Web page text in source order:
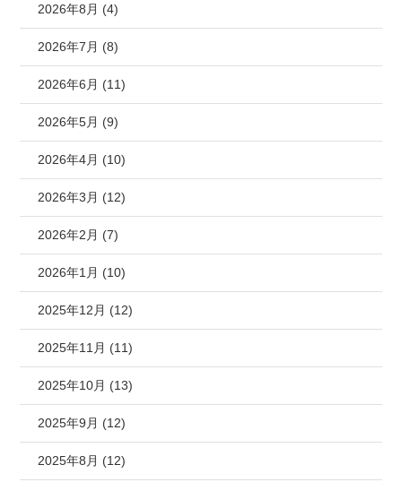
2026年8月 (4)
2026年7月 (8)
2026年6月 (11)
2026年5月 (9)
2026年4月 (10)
2026年3月 (12)
2026年2月 (7)
2026年1月 (10)
2025年12月 (12)
2025年11月 (11)
2025年10月 (13)
2025年9月 (12)
2025年8月 (12)